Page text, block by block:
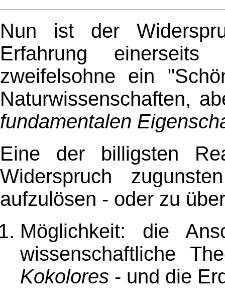
Nun ist der
Erfahrung einerseits
zweifelsohne ein
Naturwissenschaften,
fundamentalen
Eine der billigsten
Widerspruch
aufzulösen - oder zu
Möglichkeit: die
wissenschaftliche
Kokolores - und die